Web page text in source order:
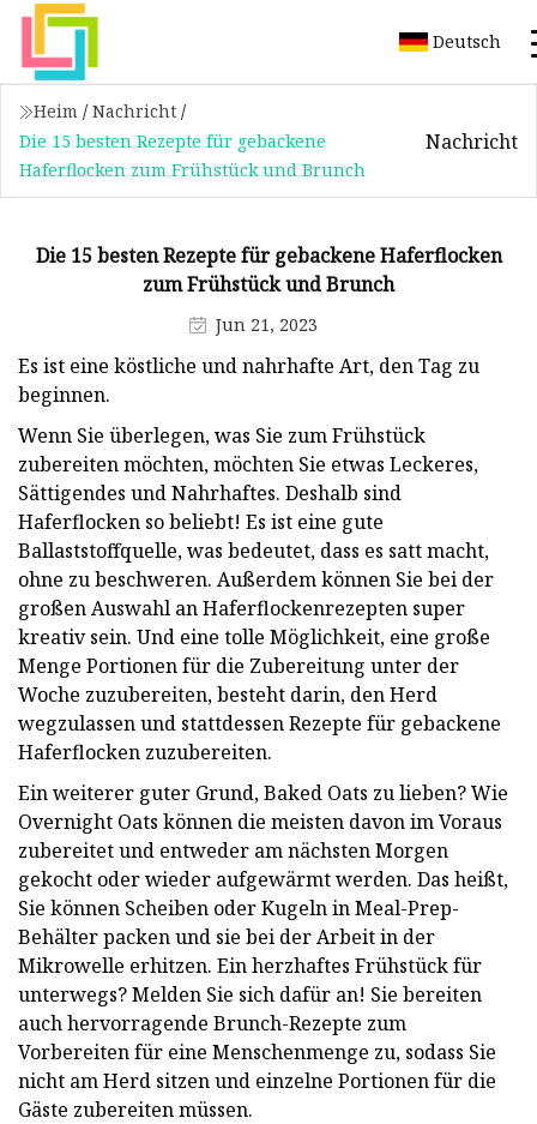
Deutsch
Heim / Nachricht /
Die 15 besten Rezepte für gebackene
Haferflocken zum Frühstück und Brunch
Nachricht
Die 15 besten Rezepte für gebackene Haferflocken
zum Frühstück und Brunch
Jun 21, 2023
Es ist eine köstliche und nahrhafte Art, den Tag zu
beginnen.
Wenn Sie überlegen, was Sie zum Frühstück
zubereiten möchten, möchten Sie etwas Leckeres,
Sättigendes und Nahrhaftes. Deshalb sind
Haferflocken so beliebt! Es ist eine gute
Ballaststoffquelle, was bedeutet, dass es satt macht,
ohne zu beschweren. Außerdem können Sie bei der
großen Auswahl an Haferflockenrezepten super
kreativ sein. Und eine tolle Möglichkeit, eine große
Menge Portionen für die Zubereitung unter der
Woche zuzubereiten, besteht darin, den Herd
wegzulassen und stattdessen Rezepte für gebackene
Haferflocken zuzubereiten.
Ein weiterer guter Grund, Baked Oats zu lieben? Wie
Overnight Oats können die meisten davon im Voraus
zubereitet und entweder am nächsten Morgen
gekocht oder wieder aufgewärmt werden. Das heißt,
Sie können Scheiben oder Kugeln in Meal-Prep-
Behälter packen und sie bei der Arbeit in der
Mikrowelle erhitzen. Ein herzhaftes Frühstück für
unterwegs? Melden Sie sich dafür an! Sie bereiten
auch hervorragende Brunch-Rezepte zum
Vorbereiten für eine Menschenmenge zu, sodass Sie
nicht am Herd sitzen und einzelne Portionen für die
Gäste zubereiten müssen.